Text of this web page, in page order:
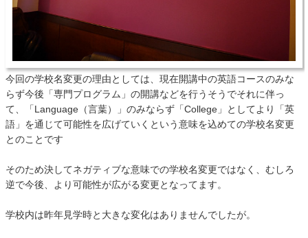
今回の学校名変更の理由としては、現在開講中の英語コースのみな
らず今後「専門プログラム」の開講などを行うそうでそれに伴っ
て、「Language（言葉）」のみならず「College」としてより「英
語」を通じて可能性を広げていくという意味を込めての学校名変更
とのことです
そのため決してネガティブな意味での学校名変更ではなく、むしろ
逆で今後、より可能性が広がる変更となってます。
学校内は昨年見学時と大きな変化はありませんでしたが。